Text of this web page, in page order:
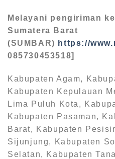
Melayani pengiriman
Sumatera Barat
(SUMBAR) https://
085730453518]
Kabupaten Agam,
Kabupaten Kepulauan
Lima Puluh Kota,
Kabupaten Pasaman,
Barat, Kabupaten
Sijunjung, Kabupaten
Selatan, Kabupaten